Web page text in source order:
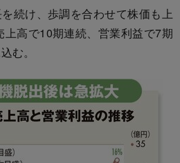
続け、歩調を合わせて株価も上
高で10期連続、営業利益で7期
む。